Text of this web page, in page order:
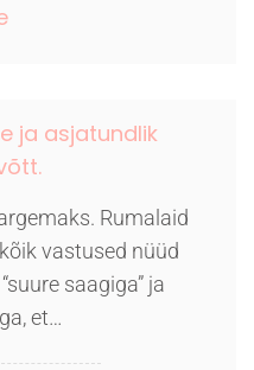
ja asjatundlik
Rumalaid
vastused nüüd
saagiga” ja
et…